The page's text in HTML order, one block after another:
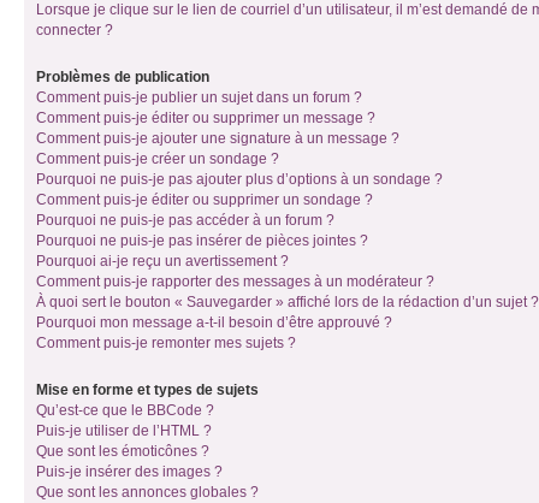
Lorsque je clique sur le lien de courriel d’un utilisateur, il m’est demandé de
connecter ?
Problèmes de publication
Comment puis-je publier un sujet dans un forum ?
Comment puis-je éditer ou supprimer un message ?
Comment puis-je ajouter une signature à un message ?
Comment puis-je créer un sondage ?
Pourquoi ne puis-je pas ajouter plus d’options à un sondage ?
Comment puis-je éditer ou supprimer un sondage ?
Pourquoi ne puis-je pas accéder à un forum ?
Pourquoi ne puis-je pas insérer de pièces jointes ?
Pourquoi ai-je reçu un avertissement ?
Comment puis-je rapporter des messages à un modérateur ?
À quoi sert le bouton « Sauvegarder » affiché lors de la rédaction d’un sujet ?
Pourquoi mon message a-t-il besoin d’être approuvé ?
Comment puis-je remonter mes sujets ?
Mise en forme et types de sujets
Qu’est-ce que le BBCode ?
Puis-je utiliser de l’HTML ?
Que sont les émoticônes ?
Puis-je insérer des images ?
Que sont les annonces globales ?